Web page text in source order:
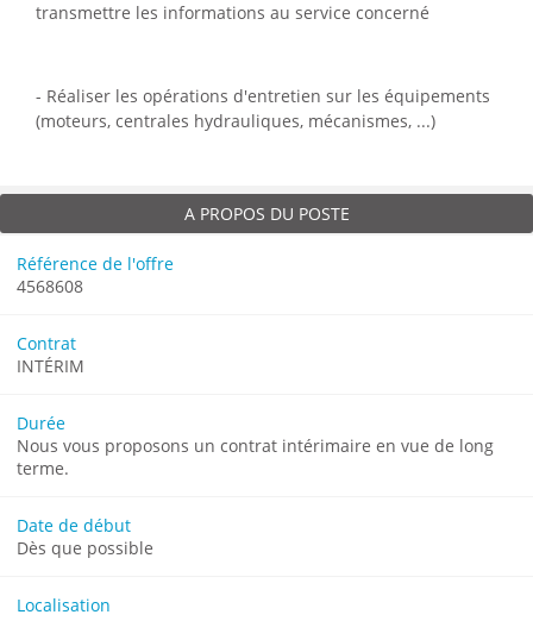
transmettre les informations au service concerné
- Réaliser les opérations d'entretien sur les équipements
(moteurs, centrales hydrauliques, mécanismes, ...)
A PROPOS DU POSTE
Référence de l'offre
4568608
Contrat
INTÉRIM
Durée
Nous vous proposons un contrat intérimaire en vue de long
terme.
Date de début
Dès que possible
Localisation